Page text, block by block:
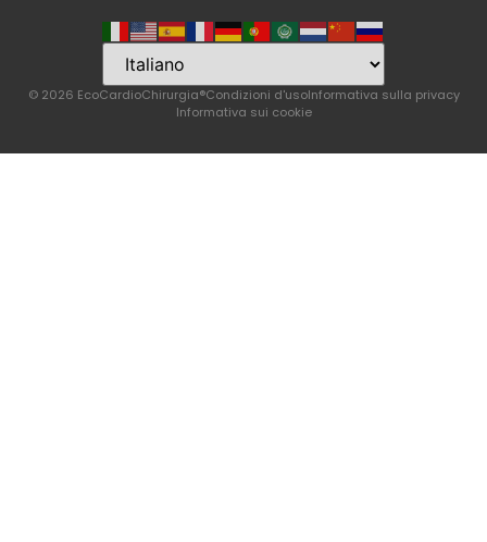
© 2026 EcoCardioChirurgia®Condizioni d'usoInformativa sulla privacy
Informativa sui cookie